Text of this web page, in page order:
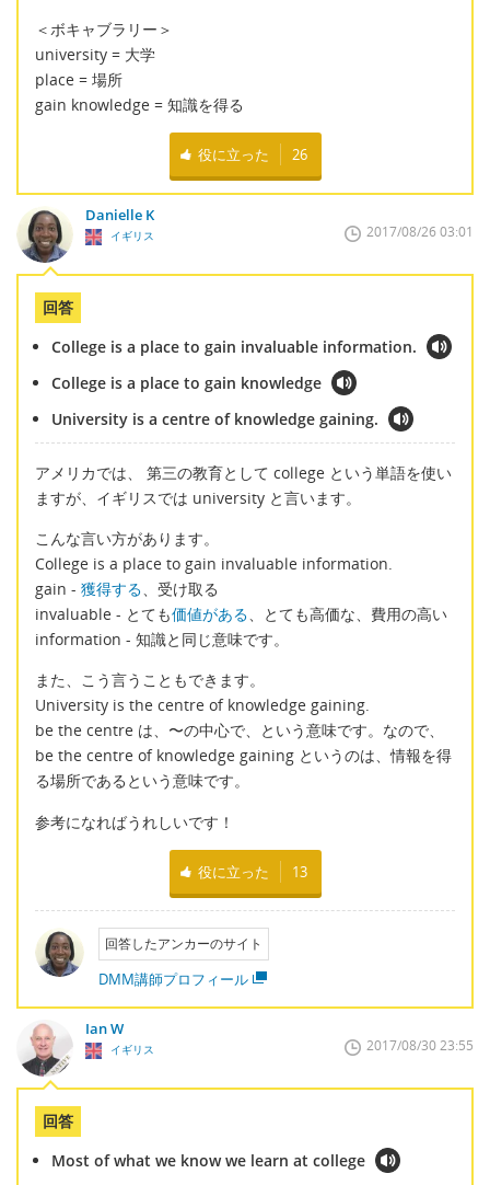
＜ボキャブラリー＞
university = 大学
place = 場所
gain knowledge = 知識を得る
役に立った 26
Danielle K
イギリス 2017/08/26 03:01
回答
College is a place to gain invaluable information.
College is a place to gain knowledge
University is a centre of knowledge gaining.
アメリカでは、 第三の教育として college という単語を使い
ますが、イギリスでは university と言います。
こんな言い方があります。
College is a place to gain invaluable information.
gain - 獲得する、受け取る
invaluable - とても価値がある、とても高価な、費用の高い
information - 知識と同じ意味です。
また、こう言うこともできます。
University is the centre of knowledge gaining.
be the centre は、〜の中心で、という意味です。なので、
be the centre of knowledge gaining というのは、情報を得
る場所であるという意味です。
参考になればうれしいです！
役に立った 13
回答したアンカーのサイト
DMM講師プロフィール
Ian W
イギリス 2017/08/30 23:55
回答
Most of what we know we learn at college